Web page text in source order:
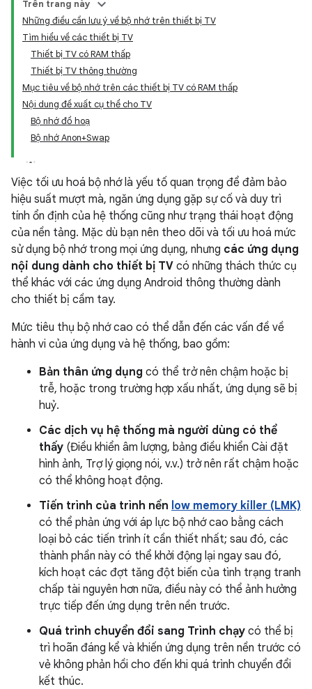
Trên trang này
Những điều cần lưu ý về bộ nhớ trên thiết bị TV
Tìm hiểu về các thiết bị TV
Thiết bị TV có RAM thấp
Thiết bị TV thông thường
Mục tiêu về bộ nhớ trên các thiết bị TV có RAM thấp
Nội dung đề xuất cụ thể cho TV
Bộ nhớ đồ hoạ
Bộ nhớ Anon+Swap
Việc tối ưu hoá bộ nhớ là yếu tố quan trọng để đảm bảo
hiệu suất mượt mà, ngăn ứng dụng gặp sự cố và duy trì
tính ổn định của hệ thống cũng như trạng thái hoạt động
của nền tảng. Mặc dù bạn nên theo dõi và tối ưu hoá mức
sử dụng bộ nhớ trong mọi ứng dụng, nhưng các ứng dụng
nội dung dành cho thiết bị TV có những thách thức cụ
thể khác với các ứng dụng Android thông thường dành
cho thiết bị cầm tay.
Mức tiêu thụ bộ nhớ cao có thể dẫn đến các vấn đề về
hành vi của ứng dụng và hệ thống, bao gồm:
Bản thân ứng dụng có thể trở nên chậm hoặc bị
trễ, hoặc trong trường hợp xấu nhất, ứng dụng sẽ bị
huỷ.
Các dịch vụ hệ thống mà người dùng có thể
thấy (Điều khiển âm lượng, bảng điều khiển Cài đặt
hình ảnh, Trợ lý giọng nói, v.v.) trở nên rất chậm hoặc
có thể không hoạt động.
Tiến trình của trình nền low memory killer (LMK)
có thể phản ứng với áp lực bộ nhớ cao bằng cách
loại bỏ các tiến trình ít cần thiết nhất; sau đó, các
thành phần này có thể khởi động lại ngay sau đó,
kích hoạt các đợt tăng đột biến của tình trạng tranh
chấp tài nguyên hơn nữa, điều này có thể ảnh hưởng
trực tiếp đến ứng dụng trên nền trước.
Quá trình chuyển đổi sang Trình chạy có thể bị
trì hoãn đáng kể và khiến ứng dụng trên nền trước có
vẻ không phản hồi cho đến khi quá trình chuyển đổi
kết thúc.